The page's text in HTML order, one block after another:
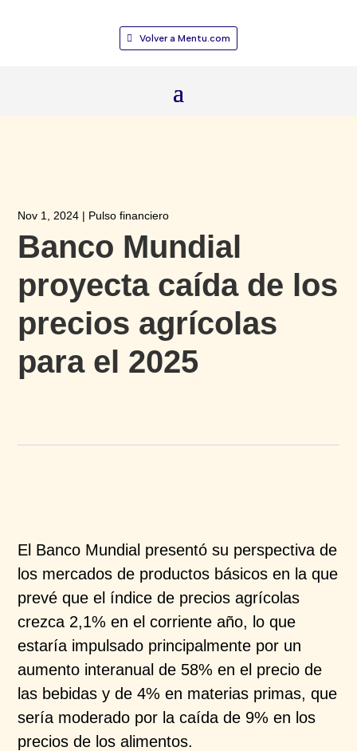
Volver a Mentu.com
Nov 1, 2024 | Pulso financiero
Banco Mundial
proyecta caída de los
precios agrícolas
para el 2025
El Banco Mundial presentó su perspectiva de
los mercados de productos básicos en la que
prevé que el índice de precios agrícolas
crezca 2,1% en el corriente año, lo que
estaría impulsado principalmente por un
aumento interanual de 58% en el precio de
las bebidas y de 4% en materias primas, que
sería moderado por la caída de 9% en los
precios de los alimentos.​